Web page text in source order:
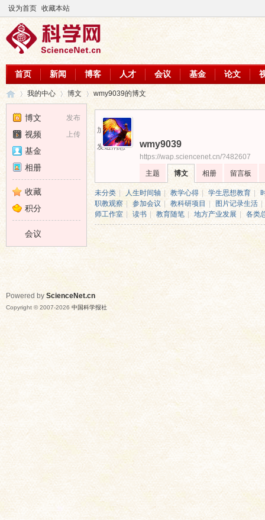
设为首页 收藏本站
首页 新闻 博客 人才 会议 基金 论文
›
我的中心 博文 wmy9039的博文
加为好友
发送消息
wmy9039
https://wap.sciencenet.cn/?482607
主题
博文 相册 留言板
未分类 人生时间轴 教学心得 学生思想教育
职教观察 | 参加会议 教科研项目 图片记录生活
师工作室
读书 教育随笔 地方产业发展 各类
发布
博文
上传
视频
基金
相册
收藏
积分
会议
Powered by ScienceNet.cn
Copyright © 2007-2026 中国科学报社